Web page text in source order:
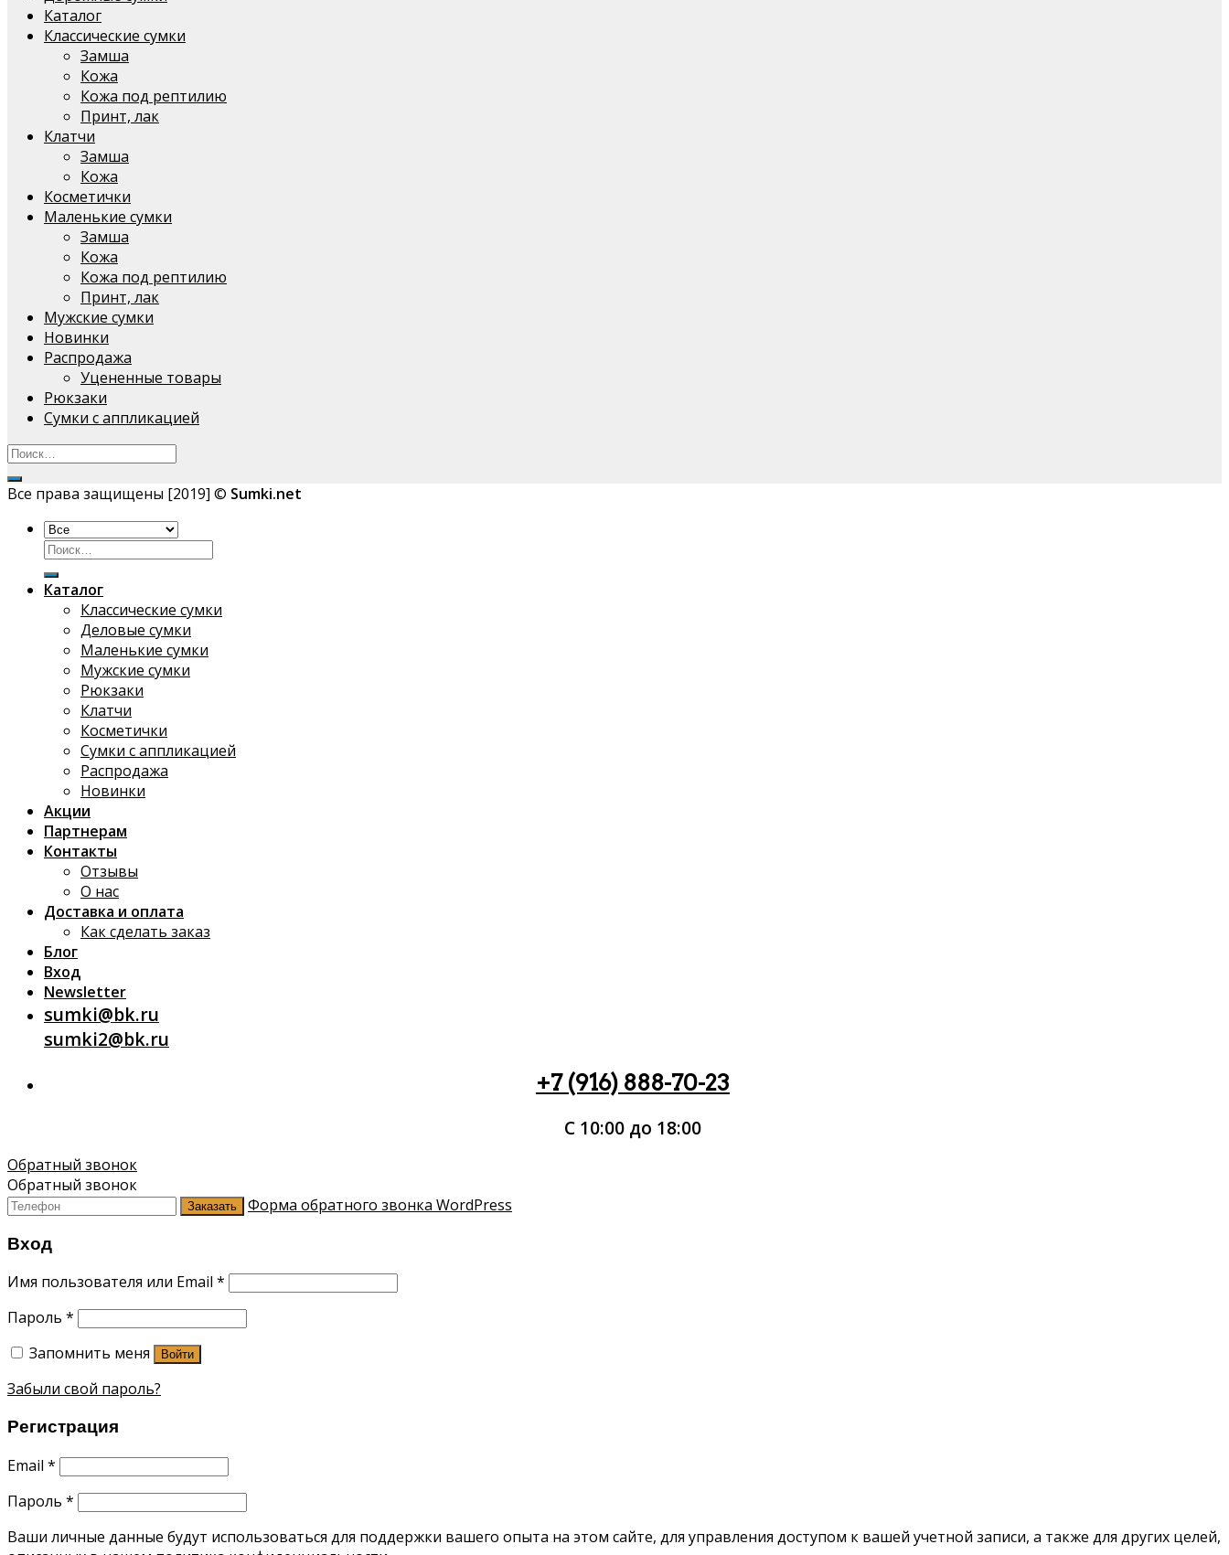
Каталог
Классические сумки
Замша
Кожа
Кожа под рептилию
Принт, лак
Клатчи
Замша
Кожа
Косметички
Маленькие сумки
Замша
Кожа
Кожа под рептилию
Принт, лак
Мужские сумки
Новинки
Распродажа
Уцененные товары
Рюкзаки
Сумки с аппликацией
Все права защищены [2019] © Sumki.net
Искать:
Каталог
Классические сумки
Деловые сумки
Маленькие сумки
Мужские сумки
Рюкзаки
Клатчи
Косметички
Сумки с аппликацией
Распродажа
Новинки
Акции
Партнерам
Контакты
Отзывы
О нас
Доставка и оплата
Как сделать заказ
Блог
Вход
Newsletter
sumki@bk.ru
sumki2@bk.ru
+7 (916) 888-70-23
С 10:00 до 18:00
Обратный звонок
Обратный звонок
Заказать Форма обратного звонка WordPress
Вход
Имя пользователя или Email *
Пароль *
Запомнить меня
Войти
Забыли свой пароль?
Регистрация
Email *
Пароль *
Ваши личные данные будут использоваться для поддержки вашего опыта на этом сайте, для управления доступом к вашей учетной записи, а также для других целей,